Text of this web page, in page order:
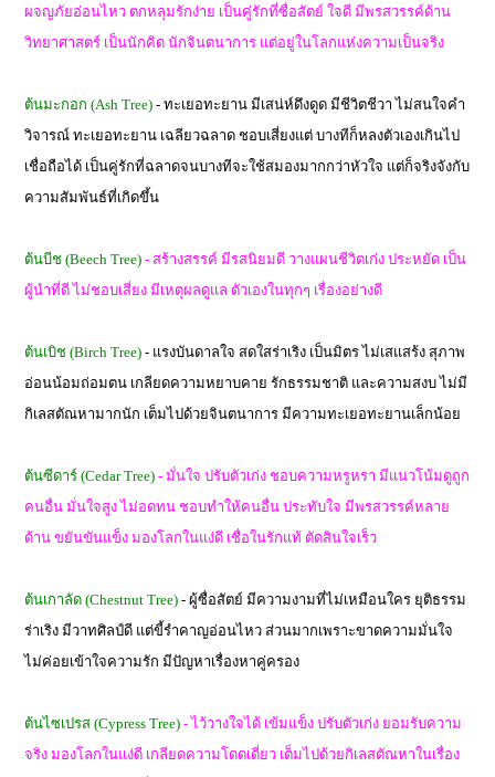
ผจญภัยอ่อนไหว ตกหลุมรักง่าย เป็นคู่รักที่ซื่อสัตย์ ใจดี มีพรสวรรค์ด้าน
วิทยาศาสตร์ เป็นนักคิด นักจินตนาการ แต่อยู่ในโลกแห่งความเป็นจริง
ต้นมะกอก (Ash Tree)- ทะเยอทะยาน มีเสน่ห์ดึงดูด มีชีวิตชีวา ไม่สนใจคำ
วิจารณ์ ทะเยอทะยาน เฉลียวฉลาด ชอบเสี่ยงแต่ บางทีก็หลงตัวเองเกินไป
เชื่อถือได้ เป็นคู่รักที่ฉลาดจนบางทีจะใช้สมองมากกว่าหัวใจ แต่ก็จริงจังกับ
ความสัมพันธ์ที่เกิดขึ้น
ต้นบีช (Beech Tree)- สร้างสรรค์ มีรสนิยมดี วางแผนชีวิตเก่ง ประหยัด เป็น
ผู้นำที่ดี ไม่ชอบเสี่ยง มีเหตุผลดูแล ตัวเองในทุกๆ เรื่องอย่างดี
ต้นเบิช (Birch Tree)- แรงบันดาลใจ สดใสร่าเริง เป็นมิตร ไม่เสแสร้ง สุภาพ
อ่อนน้อมถ่อมตน เกลียดความหยาบคาย รักธรรมชาติ และความสงบ ไม่มี
กิเลสตัณหามากนัก เต็มไปด้วยจินตนาการ มีความทะเยอทะยานเล็กน้อย
ต้นซีดาร์ (Cedar Tree)- มั่นใจ ปรับตัวเก่ง ชอบความหรูหรา มีแนวโน้มดูถูก
คนอื่น มั่นใจสูง ไม่อดทน ชอบทำให้คนอื่น ประทับใจ มีพรสวรรค์หลาย
ด้าน ขยันขันแข็ง มองโลกในแง่ดี เชื่อในรักแท้ ตัดสินใจเร็ว
ต้นเกาลัด (Chestnut Tree)- ผู้ซื่อสัตย์ มีความงามที่ไม่เหมือนใคร ยุติธรรม
ร่าเริง มีวาทศิลป์ดี แต่ขี้รำคาญอ่อนไหว ส่วนมากเพราะขาดความมั่นใจ
ไม่ค่อยเข้าใจความรัก มีปัญหาเรื่องหาคู่ครอง
ต้นไซเปรส (Cypress Tree)- ไว้วางใจได้ เข้มแข็ง ปรับตัวเก่ง ยอมรับความ
จริง มองโลกในแง่ดี เกลียดความโดดเดี่ยว เต็มไปด้วยกิเลสตัณหาในเรื่อง